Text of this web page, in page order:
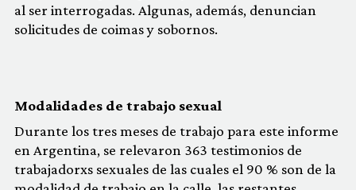
al ser interrogadas. Algunas, además, denuncian
solicitudes de coimas y sobornos.
Modalidades de trabajo sexual
Durante los tres meses de trabajo para este informe
en Argentina, se relevaron 363 testimonios de
trabajadorxs sexuales de las cuales el 90 % son de la